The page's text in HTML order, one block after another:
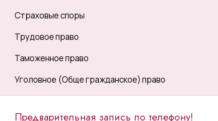
Страховые споры
Трудовое право
Таможенное право
Уголовное (Обще гражданское) право
Предварительная запись по телефону!